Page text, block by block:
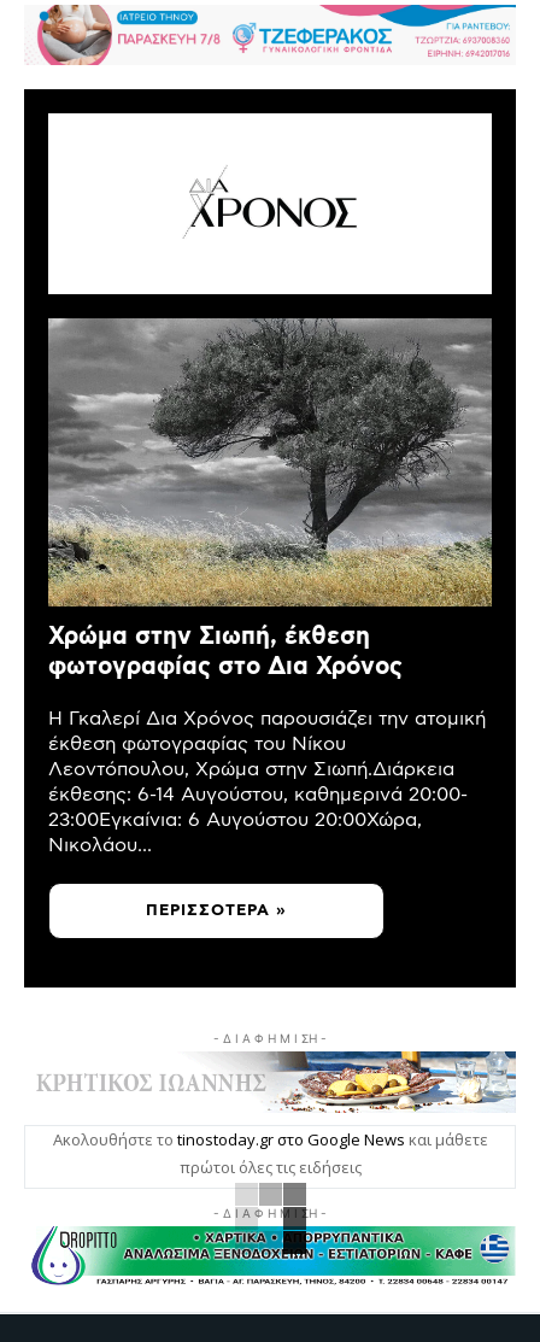
Χρώμα στην Σιωπή, έκθεση
φωτογραφίας στο Δια Χρόνος
Η Γκαλερί Δια Χρόνος παρουσιάζει την ατομική
έκθεση φωτογραφίας του Νίκου
Λεοντόπουλου, Χρώμα στην Σιωπή.Διάρκεια
έκθεσης: 6-14 Αυγούστου, καθημερινά 20:00-
23:00Εγκαίνια: 6 Αυγούστου 20:00Χώρα,
Νικολάου...
ΠΕΡΙΣΣΌΤΕΡΑ »
- Δ Ι Α Φ Η Μ Ι ΣΗ -
Ακολουθήστε το tinostoday.gr στο Google News και μάθετε
πρώτοι όλες τις ειδήσεις
- Δ Ι Α Φ Η Μ Ι ΣΗ -